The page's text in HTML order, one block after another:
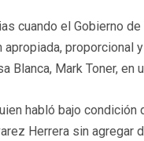
cuando el Gobierno
apropiada,
Blanca, Mark Toner, en
habló bajo
Herrera sin agregar